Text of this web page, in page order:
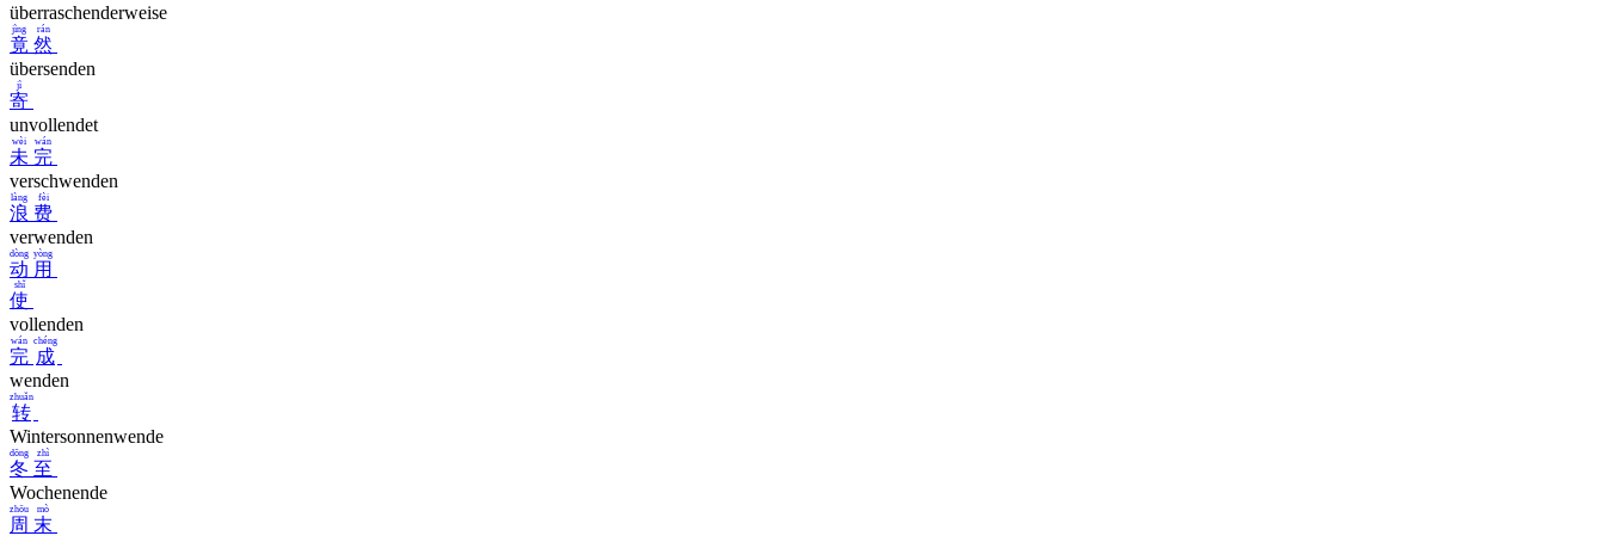
überraschenderweise
竟
jìng
然
rán
übersenden
寄
jì
unvollendet
未
wèi
完
wán
verschwenden
浪
làng
费
fèi
verwenden
动
dòng
用
yòng
使
shǐ
vollenden
完
wán
成
chéng
wenden
转
zhuǎn
Wintersonnenwende
冬
dōng
至
zhì
Wochenende
周
zhōu
末
mò